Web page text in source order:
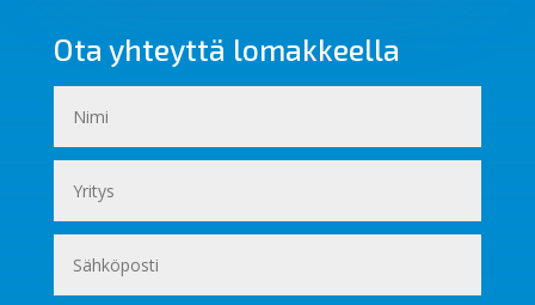
Ota yhteyttä lomakkeella